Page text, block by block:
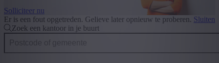
Solliciteer nu
Er is een fout opgetreden. Gelieve later opnieuw te proberen. Sluiten
Zoek een kantoor in je buurt